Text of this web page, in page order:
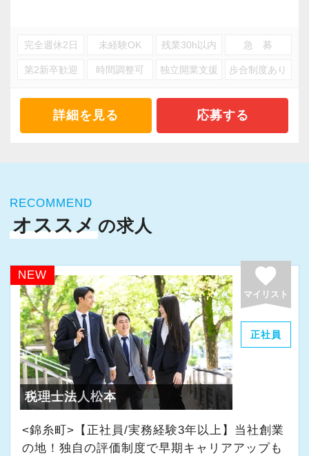
https://www.mountain.co.jp/recruiting/
完全週休2日 未経験OK 残業30h以内 急 募
第2新卒歓迎 時間調整可 独立開業支援 歩合制度あり
詳細を見る 応募する
RECOMMEND
オススメ の求人
NEW favorite
マイリスト
正社員
税理士法人松本
<錦糸町>【正社員/実務経験3年以上】当社創業
の地！独自の評価制度で早期キャリアアップも